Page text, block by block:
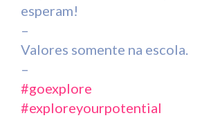
esperam!
–
Valores somente na escola.
–
#goexplore
#exploreyourpotential